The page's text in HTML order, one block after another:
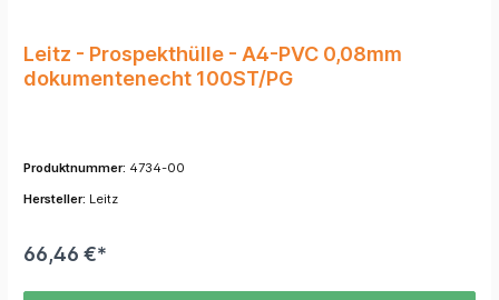
Leitz - Prospekthülle - A4-PVC 0,08mm
dokumentenecht 100ST/PG
Produktnummer: 4734-00
Hersteller: Leitz
66,46 €*